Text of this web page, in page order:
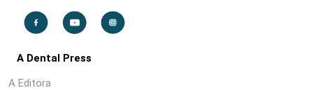
A Dental Press
A Editora